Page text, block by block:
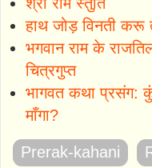
हाथ जोड़ विनती करू
भगवान राम के
चित्रगुप्त
भागवत कथा प्रसंग:
माँगा?
Prerak-kahani